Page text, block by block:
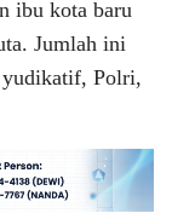
ibu kota baru
Jumlah ini
Polri,